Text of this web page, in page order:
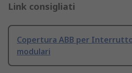
Link consigliati
Copertura ABB per
modulari